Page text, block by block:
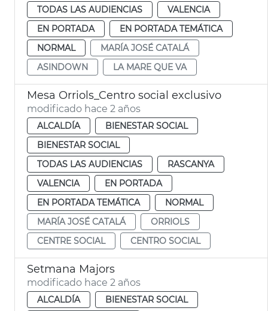
TODAS LAS AUDIENCIAS
VALENCIA
EN PORTADA
EN PORTADA TEMÁTICA
NORMAL
MARÍA JOSÉ CATALÁ
ASINDOWN
LA MARE QUE VA
Mesa Orriols_Centro social exclusivo
modificado hace 2 años
ALCALDÍA
BIENESTAR SOCIAL
BIENESTAR SOCIAL
TODAS LAS AUDIENCIAS
RASCANYA
VALENCIA
EN PORTADA
EN PORTADA TEMÁTICA
NORMAL
MARÍA JOSÉ CATALÁ
ORRIOLS
CENTRE SOCIAL
CENTRO SOCIAL
Setmana Majors
modificado hace 2 años
ALCALDÍA
BIENESTAR SOCIAL